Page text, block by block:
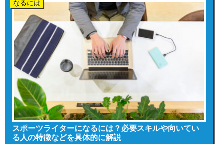
なるには
スポーツライターになるには？必要スキルや向いてい
る人の特徴などを具体的に解説